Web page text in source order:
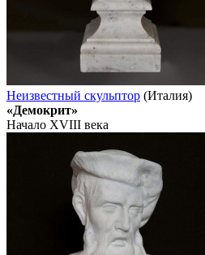
Неизвестный скульптор (Италия)
«Демокрит»
Начало XVIII века